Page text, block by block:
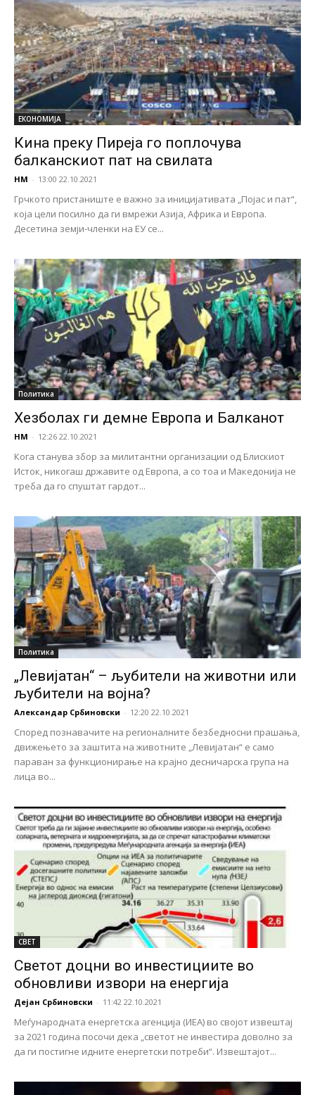
ЕКОНОМИЈА
Кина преку Пиреја го поплочува
балканскиот пат на свилата
НМ - 13:00 22.10.2021
Грчкото пристаниште е важно за иницијативата „Појас и пат“,
која цели посилно да ги вмрежи Азија, Африка и Европа.
Десетина земји-членки на ЕУ се...
Политика
Хезболах ги демне Европа и Балканот
НМ - 12:26 22.10.2021
Кога станува збор за милитантни организации од Блискиот
Исток, никогаш државите од Европа, а со тоа и Македонија не
треба да го спуштат гардот...
Политика
„Левијатан“ – љубители на животни или
љубители на војна?
Александар Србиновски - 12:20 22.10.2021
Според познавачите на регионалните безбедносни прашања,
движењето за заштита на животните „Левијатан“ е само
параван за функционирање на крајно десничарска група на
лица во...
СВЕТ
Светот доцни во инвестициите во
обновливи извори на енергија
Дејан Србиновски - 11:42 22.10.2021
Меѓународната енергетска агенција (ИЕА) во својот извештај
за 2021 година посочи дека „светот не инвестира доволно за
да ги постигне идните енергетски потреби“. Извештајот...